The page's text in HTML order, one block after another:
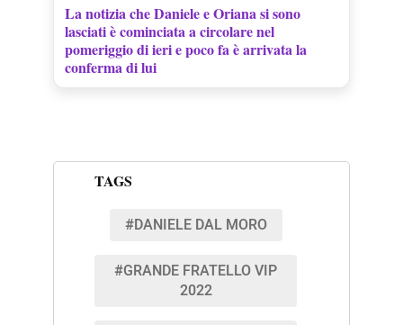
La notizia che Daniele e Oriana si sono
lasciati è cominciata a circolare nel
pomeriggio di ieri e poco fa è arrivata la
conferma di lui
TAGS
#DANIELE DAL MORO
#GRANDE FRATELLO VIP
2022